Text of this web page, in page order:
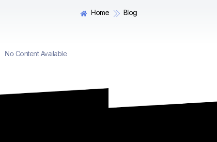
Home Blog
No Content Available